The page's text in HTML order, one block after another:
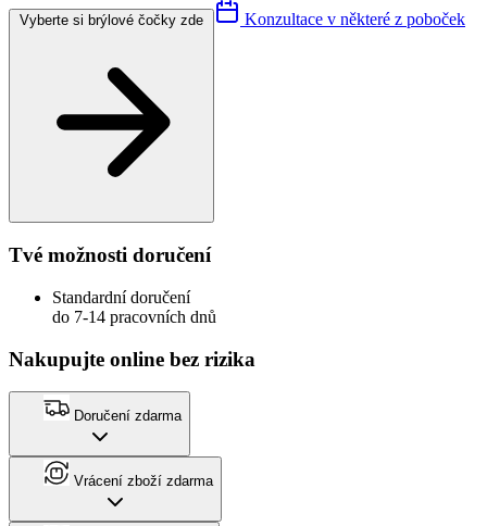
Konzultace v některé z poboček
Tvé možnosti doručení
Standardní doručení
do 7-14 pracovních dnů
Nakupujte online bez rizika
Doručení zdarma
Vrácení zboží zdarma